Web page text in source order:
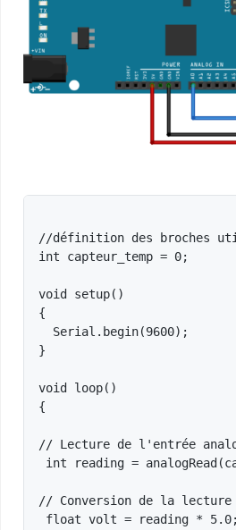
//définition des broches
int capteur_temp = 0;
void setup()
{
  Serial.begin(9600);
}
void
{
// Lecture de l'entrée
int reading =
// Conversion de la
float volt = reading * 5.0;